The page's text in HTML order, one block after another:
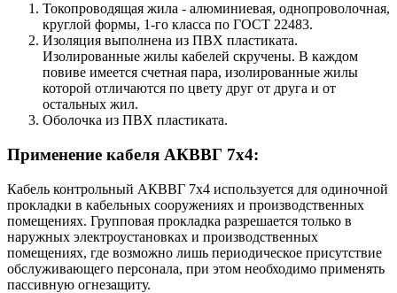
Токопроводящая жила - алюминиевая, однопроволочная,
круглой формы, 1-го класса по ГОСТ 22483.
Изоляция выполнена из ПВХ пластиката.
Изолированные жилы кабелей скручены. В каждом
повиве имеется счетная пара, изолированные жилы
которой отличаются по цвету друг от друга и от
остальных жил.
Оболочка из ПВХ пластиката.
Применение кабеля AКВВГ 7х4:
Кабель контрольный AКВВГ 7х4 используется для одиночной
прокладки в кабельных сооружениях и производственных
помещениях. Групповая прокладка разрешается только в
наружных электроустановках и производственных
помещениях, где возможно лишь периодическое присутствие
обслуживающего персонала, при этом необходимо применять
пассивную огнезащиту.